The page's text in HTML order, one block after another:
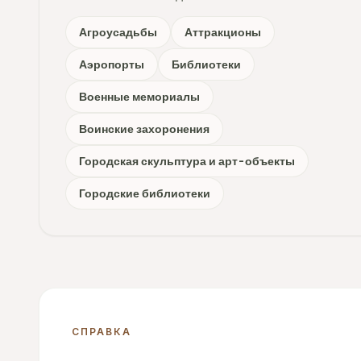
Агроусадьбы Аттракционы
Аэропорты Библиотеки
Военные мемориалы
Воинские захоронения
Городская скульптура и арт-объекты
Городские библиотеки
СПРАВКА